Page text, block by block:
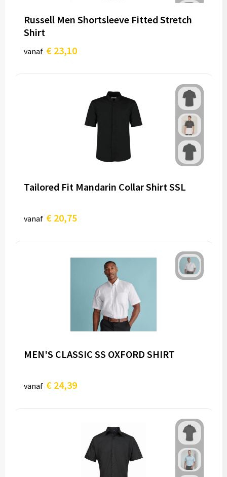
Russell Men Shortsleeve Fitted Stretch
Shirt
vanaf € 23,10
Tailored Fit Mandarin Collar Shirt SSL
vanaf € 20,75
MEN'S CLASSIC SS OXFORD SHIRT
vanaf € 24,39